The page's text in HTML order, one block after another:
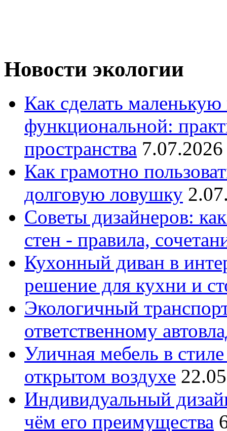
Новости экологии
Как сделать
функциональной:
пространства
Как грамотно
долговую ловушку
Советы дизайнеров:
стен - правила,
Кухонный диван в
решение для кухни и
Экологичный
ответственному
Уличная мебель в
открытом воздухе
Индивидуальный
чём его преимущества